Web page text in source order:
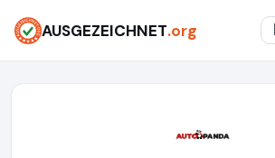
AUSGEZEICHNET.org